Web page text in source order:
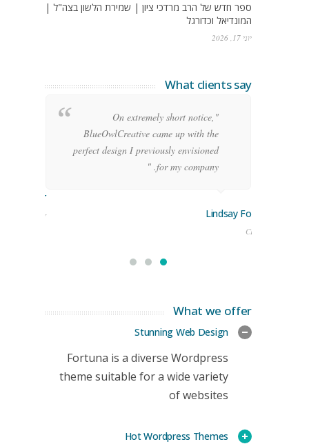
ספר חדש של הרב מרדכי ציון | שמירת הלשון בצה"ל |
המונדיאל וכדורגל
יוני 17, 2026
What clients say
"On extremely short notice,
BlueOwlCreative came up with the
perfect design I previously envisioned
for my company. "
Lindsay Ford
CEO
Stoner
Manager
What we offer
Stunning Web Design
Fortuna is a diverse Wordpress
theme suitable for a wide variety
of websites
Hot Wordpress Themes